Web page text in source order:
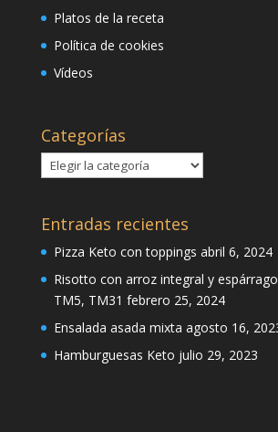
Platos de la receta
Política de cookies
Vídeos
Categorías
Categorías
Entradas recientes
Pizza Keto con toppings abril 6, 2024
Risotto con arroz integral y
TM5, TM31 febrero 25, 2024
Ensalada asada mixta agosto 16,
Hamburguesas Keto julio 29, 2023